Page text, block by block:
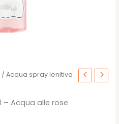
/ Acqua spray lenitiva
– Acqua alle rose